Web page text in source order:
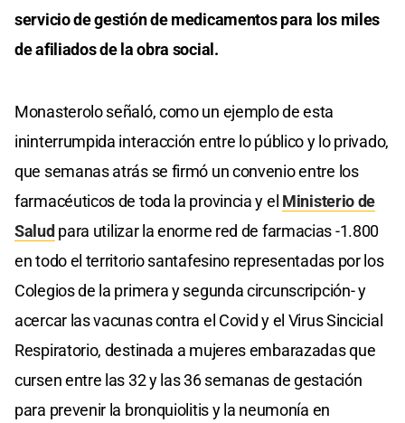
servicio de gestión de medicamentos para los miles
de afiliados de la obra social.
Monasterolo señaló, como un ejemplo de esta
ininterrumpida interacción entre lo público y lo privado,
que semanas atrás se firmó un convenio entre los
farmacéuticos de toda la provincia y el Ministerio de
Saludpara utilizar la enorme red de farmacias -1.800
en todo el territorio santafesino representadas por los
Colegios de la primera y segunda circunscripción- y
acercar las vacunas contra el Covid y el Virus Sincicial
Respiratorio, destinada a mujeres embarazadas que
cursen entre las 32 y las 36 semanas de gestación
para prevenir la bronquiolitis y la neumonía en